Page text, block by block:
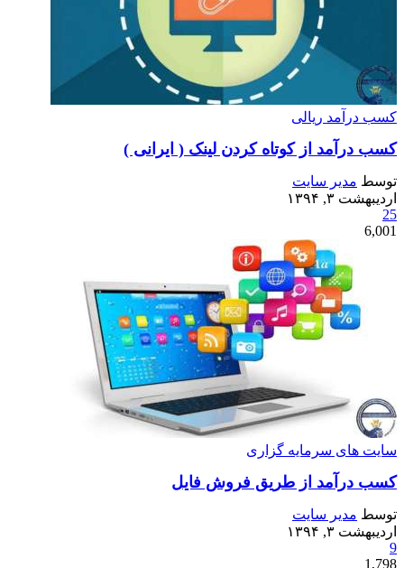
کسب درآمد ریالی
کسب درآمد از کوتاه کردن لینک ( ایرانی )
توسط مدیر سایت
اردیبهشت ۳, ۱۳۹۴
25
6,001
سایت های سرمایه گزاری
کسب درآمد از طریق فروش فایل
توسط مدیر سایت
اردیبهشت ۳, ۱۳۹۴
9
1,798